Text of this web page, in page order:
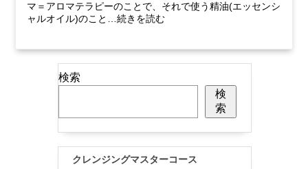
マ＝アロマテラピーのことで、それで使う精油(エッセンシ
ャルオイル)のこと…続きを読む
検索
検
索
クレンジングマスターコース